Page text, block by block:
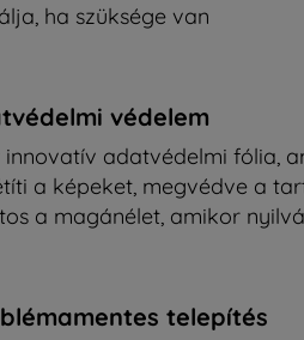
ha szüksége van
védelem
adatvédelmi fólia,
a képeket, megvédve a
a magánélet, amikor
telepítés